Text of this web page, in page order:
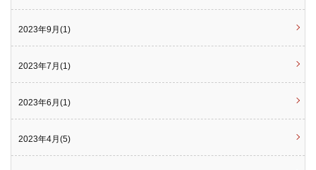
2023年9月(1)
2023年7月(1)
2023年6月(1)
2023年4月(5)